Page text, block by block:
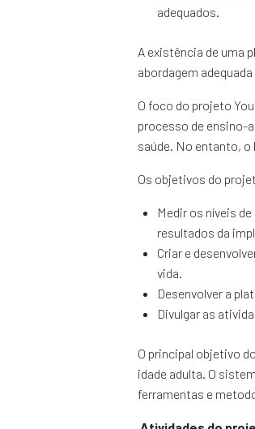
adequados.
A existência de uma
abordagem
O foco do projeto
processo de ensino-
saúde. No entanto, o
Os objetivos do
Medir os níveis
resultados da
Criar e
vida.
Desenvolver a
Divulgar as
O principal objetivo
idade adulta. O
ferramentas e